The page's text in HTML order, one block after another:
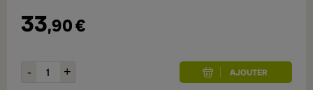
33,90€